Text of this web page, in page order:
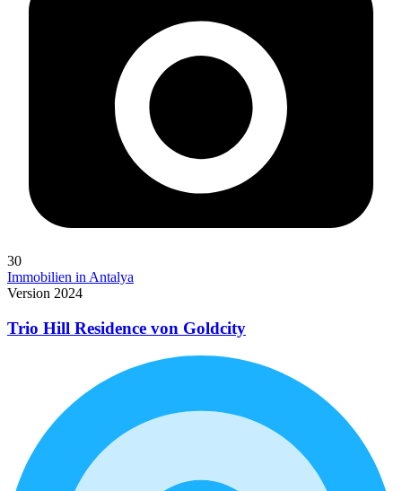
30
Immobilien in Antalya
Version 2024
Trio Hill Residence von Goldcity